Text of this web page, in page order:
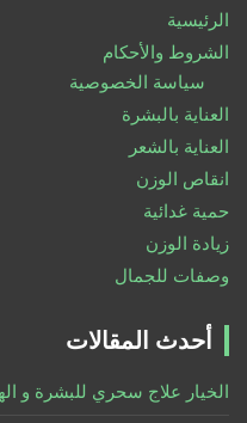
الرئيسية
الشروط والأحكام
سياسة الخصوصية
العناية بالبشرة
العناية بالشعر
انقاص الوزن
حمية غدائية
زيادة الوزن
وصفات للجمال
أحدث المقالات
الخيار علاج سحري للبشرة و